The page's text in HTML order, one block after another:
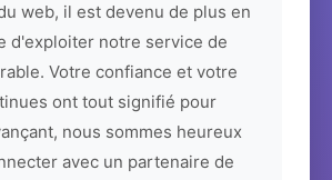
web, il est devenu de plus en
d'exploiter notre service de
Votre confiance et votre
ont tout signifié pour
nous sommes heureux
avec un partenaire de